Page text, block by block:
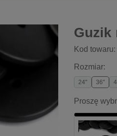
Guzik
Kod towaru:
Rozmiar:
24" 36"
Proszę